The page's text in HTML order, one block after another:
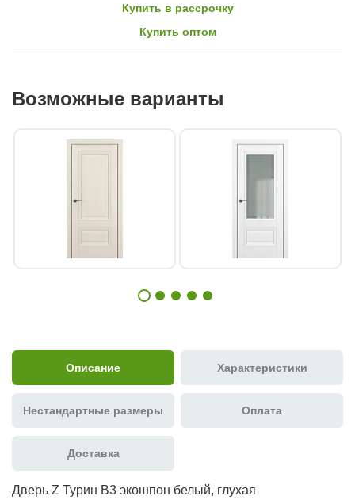
Купить в рассрочку
Купить оптом
Возможные варианты
Описание Характеристики
Нестандартные размеры Оплата
Доставка
Дверь Z Турин В3 экошпон белый, глухая